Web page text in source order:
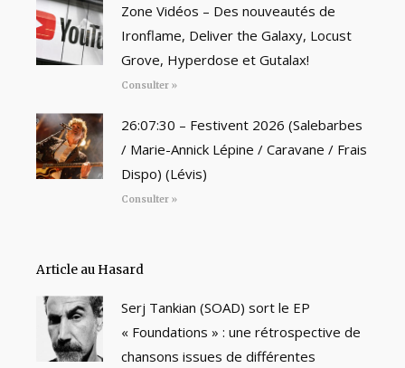
Zone Vidéos – Des nouveautés de
Ironflame, Deliver the Galaxy, Locust
Grove, Hyperdose et Gutalax!
Consulter »
26:07:30 – Festivent 2026 (Salebarbes
/ Marie-Annick Lépine / Caravane / Frais
Dispo) (Lévis)
Consulter »
Article au Hasard
Serj Tankian (SOAD) sort le EP
« Foundations » : une rétrospective de
chansons issues de différentes